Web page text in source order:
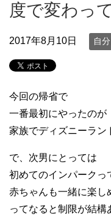
度で変わっ
2017年8月10日 自
今回の帰省で
一番最初にやったのが
家族でディズニーラン
で、次男にとっては
初めてのインパークっ
赤ちゃんも一緒に楽し
ってなると制限が結構